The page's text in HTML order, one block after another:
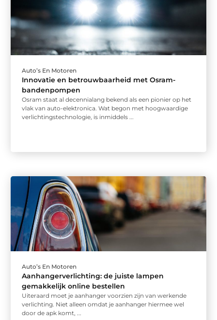
Auto’s En Motoren
Innovatie en betrouwbaarheid met Osram-
bandenpompen
Osram staat al decennialang bekend als een pionier op het
vlak van auto-elektronica. Wat begon met hoogwaardige
verlichtingstechnologie, is inmiddels ...
Auto’s En Motoren
Aanhangerverlichting: de juiste lampen
gemakkelijk online bestellen
Uiteraard moet je aanhanger voorzien zijn van werkende
verlichting. Niet alleen omdat je aanhanger hiermee wel
door de apk komt, ...